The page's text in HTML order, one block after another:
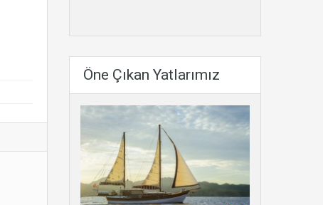
Öne Çıkan Yatlarımız